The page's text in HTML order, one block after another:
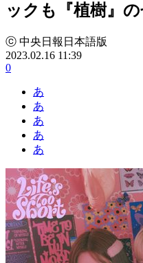
ックも『植樹』の
ⓒ 中央日報日本語版
2023.02.16 11:39
0
あ
あ
あ
あ
あ